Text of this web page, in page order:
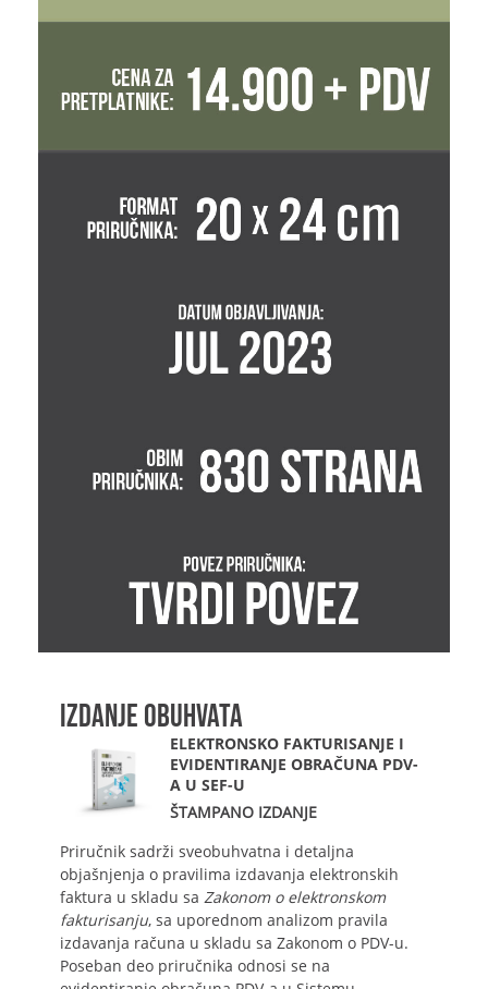
IZDANJE OBUHVATA
ELEKTRONSKO FAKTURISANJE I
EVIDENTIRANJE OBRAČUNA PDV-
A U SEF-U
ŠTAMPANO IZDANJE
Priručnik sadrži sveobuhvatna i detaljna
objašnjenja o pravilima izdavanja elektronskih
faktura u skladu sa Zakonom o elektronskom
fakturisanju, sa uporednom analizom pravila
izdavanja računa u skladu sa Zakonom o PDV-u.
Poseban deo priručnika odnosi se na